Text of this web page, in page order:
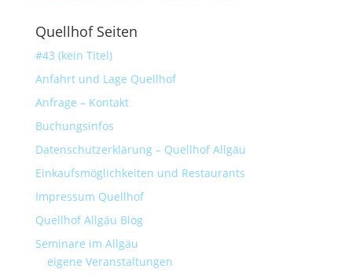
Quellhof Seiten
#43 (kein Titel)
Anfahrt und Lage Quellhof
Anfrage – Kontakt
Buchungsinfos
Datenschutzerklärung – Quellhof Allgäu
Einkaufsmöglichkeiten und Restaurants
Impressum Quellhof
Quellhof Allgäu Blog
Seminare im Allgäu
eigene Veranstaltungen